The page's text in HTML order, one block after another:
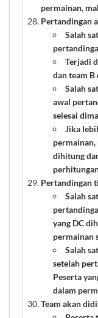
permainan,
Pertandingan
Salah
Terjadi
dan team B
Salah
awal
selesai
Jika
dihitung
Pertandingan
Salah
yang DC
permainan
Salah
setelah
Peserta
dalam
Team akan